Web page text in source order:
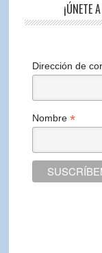
¡ÚNETE
Dirección de
Nombre*